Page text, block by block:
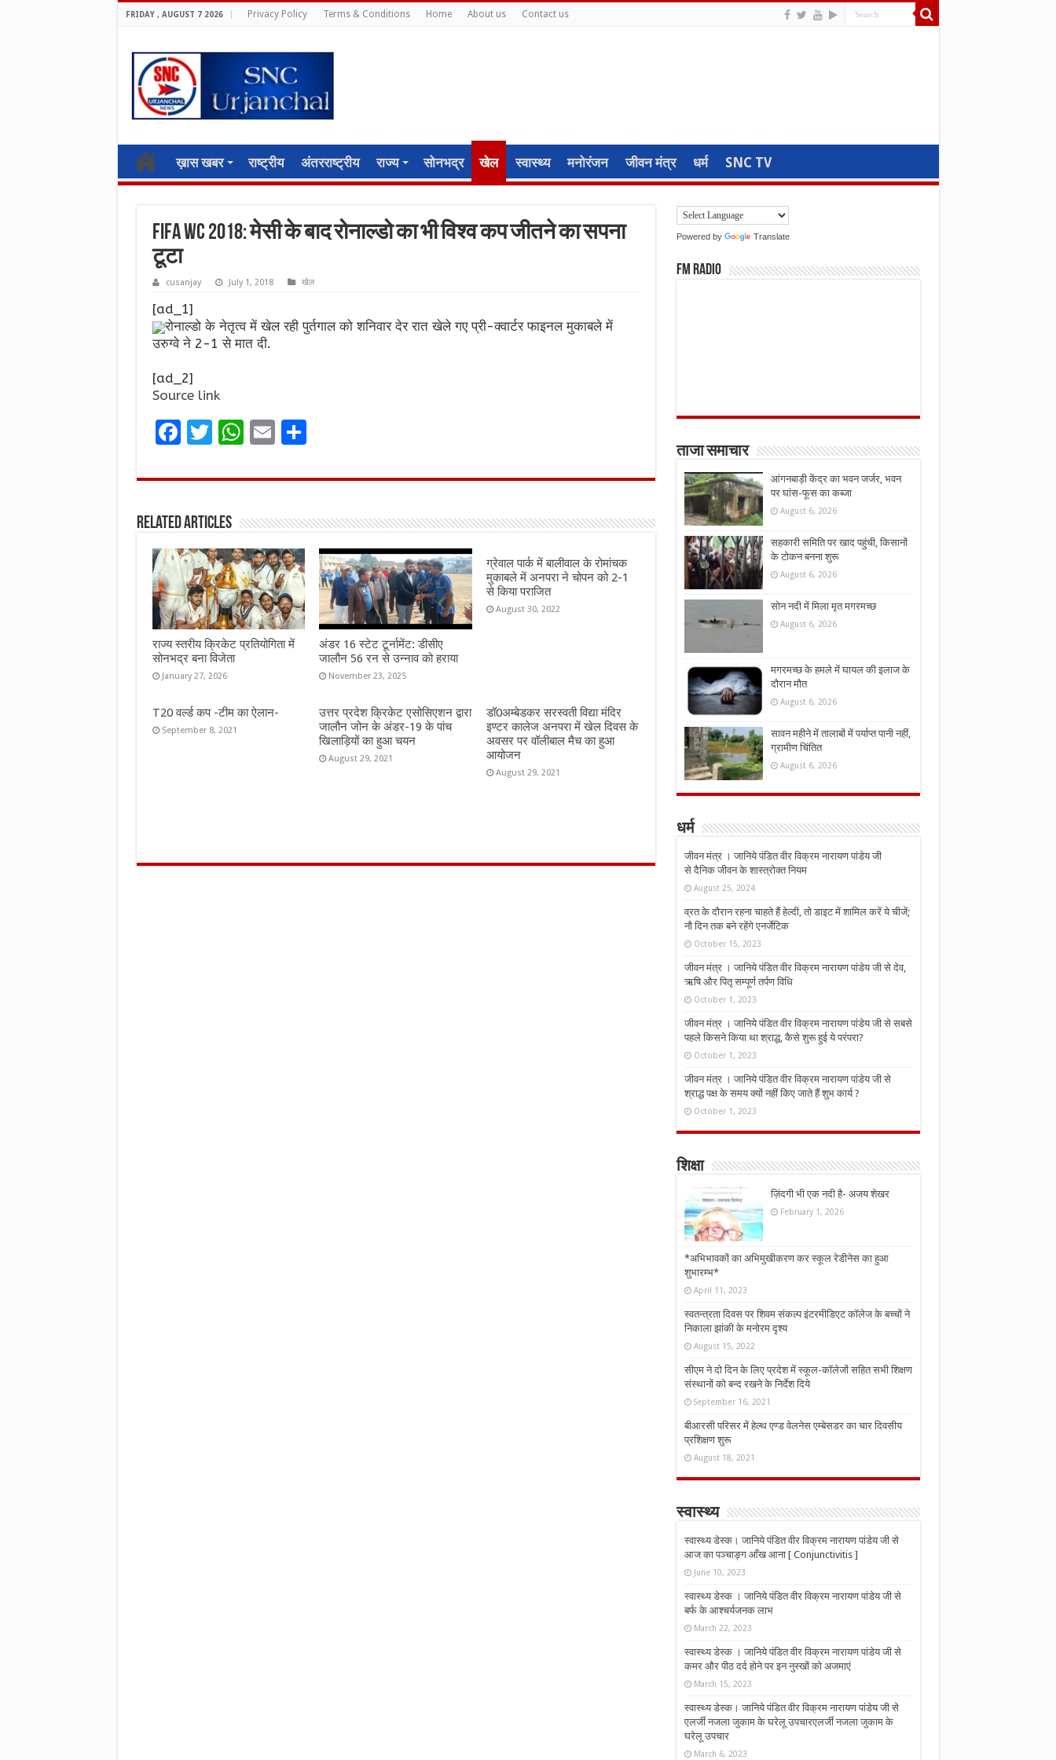
FRIDAY , AUGUST 7 2026 Privacy Policy Terms & Conditions Home About us Contact us
ख़ास खबर राष्ट्रीय अंतरराष्ट्रीय राज्य सोनभद्र खेल स्वास्थ्य मनोरंजन जीवन मंत्र धर्म SNC TV
FIFA WC 2018: मेसी के बाद रोनाल्डो का भी विश्व कप जीतने का सपना
टूटा
cusanjay July 1, 2018 खेल
[ad_1]
रोनाल्डो के नेतृत्व में खेल रही पुर्तगाल को शनिवार देर रात खेले गए प्री-क्वार्टर फाइनल मुकाबले में
उरुग्वे ने 2-1 से मात दी.
[ad_2]
Source link
F
ce
o
o
k
T
it
r
W
at
A
p
p
E
ai
S
ar
Related Articles
राज्य स्तरीय क्रिकेट प्रतियोगिता में
सोनभद्र बना विजेता
January 27, 2026
अंडर 16 स्टेट टूर्नामेंट: डीसीए
जालौन 56 रन से उन्नाव को हराया
November 23, 2025
ग्रेवाल पार्क में बालीवाल के रोमांचक
मुकाबले में अनपरा ने चोपन को 2-1
से किया पराजित
August 30, 2022
T20 वर्ल्ड कप -टीम का ऐलान-
September 8, 2021
उत्तर प्रदेश क्रिकेट एसोसिएशन द्वारा
जालौन जोन के अंडर-19 के पांच
खिलाड़ियों का हुआ चयन
August 29, 2021
डॉ0अम्बेडकर सरस्वती विद्या मंदिर
इण्टर कालेज अनपरा में खेल दिवस के
अवसर पर वॉलीबाल मैच का हुआ
आयोजन
August 29, 2021
Powered by Translate
FM Radio
ताजा समाचार
आंगनबाड़ी केंद्र का भवन जर्जर, भवन
पर घांस-फूस का कब्जा
August 6, 2026
सहकारी समिति पर खाद पहुंची, किसानों
के टोकन बनना शुरू
August 6, 2026
सोन नदी में मिला मृत मगरमच्छ
August 6, 2026
मगरमच्छ के हमले में घायल की इलाज के
दौरान मौत
August 6, 2026
सावन महीने में तालाबों में पर्याप्त पानी नहीं,
ग्रामीण चिंतित
August 6, 2026
धर्म
जीवन मंत्र । जानिये पंडित वीर विक्रम नारायण पांडेय जी
से दैनिक जीवन के शास्त्रोक्त नियम
August 25, 2024
व्रत के दौरान रहना चाहते हैं हेल्दी, तो डाइट में शामिल करें ये चीजें;
नौ दिन तक बने रहेंगे एनर्जेटिक
October 15, 2023
जीवन मंत्र । जानिये पंडित वीर विक्रम नारायण पांडेय जी से देव,
ऋषि और पितृ सम्पूर्ण तर्पण विधि
October 1, 2023
जीवन मंत्र । जानिये पंडित वीर विक्रम नारायण पांडेय जी से सबसे
पहले किसने किया था श्राद्ध, कैसे शुरू हुई ये परंपरा?
October 1, 2023
जीवन मंत्र । जानिये पंडित वीर विक्रम नारायण पांडेय जी से
श्राद्ध पक्ष के समय क्यों नहीं किए जाते हैं शुभ कार्य ?
October 1, 2023
शिक्षा
ज़िंदगी भी एक नदी है- अजय शेखर
February 1, 2026
*अभिभावकों का अभिमुखीकरण कर स्कूल रेडीनेस का हुआ
शुभारम्भ*
April 11, 2023
स्वतन्त्रता दिवस पर शिवम संकल्प इंटरमीडिएट कॉलेज के बच्चों ने
निकाला झांकी के मनोरम दृश्य
August 15, 2022
सीएम ने दो दिन के लिए प्रदेश में स्कूल-कॉलेजों सहित सभी शिक्षण
संस्थानों को बन्द रखने के निर्देश दिये
September 16, 2021
बीआरसी परिसर में हेल्थ एण्ड वेलनेस एम्बेसडर का चार दिवसीय
प्रशिक्षण शुरू
August 18, 2021
स्वास्थ्य
स्वास्थ्य डेस्क। जानिये पंडित वीर विक्रम नारायण पांडेय जी से
आज का पञ्चाङ्ग आँख आना [ Conjunctivitis ]
June 10, 2023
स्वास्थ्य डेस्क । जानिये पंडित वीर विक्रम नारायण पांडेय जी से
बर्फ के आश्चर्यजनक लाभ
March 22, 2023
स्वास्थ्य डेस्क । जानिये पंडित वीर विक्रम नारायण पांडेय जी से
कमर और पीठ दर्द होने पर इन नुस्‍खों को अजमाएं
March 15, 2023
स्वास्थ्य डेस्क। जानिये पंडित वीर विक्रम नारायण पांडेय जी से
एलर्जी नजला जुकाम के घरेलू उपचारएलर्जी नजला जुकाम के
घरेलू उपचार
March 6, 2023